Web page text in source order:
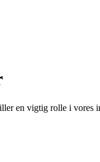
en vigtig rolle i